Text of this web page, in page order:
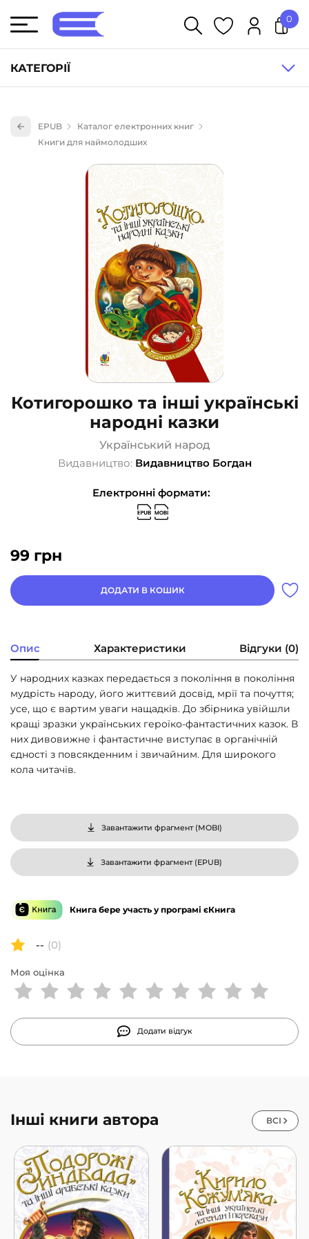
КАТЕГОРІЇ
Книги для дітей (833)
Науково-популярна література (1015)
Навчальна література та посібники (527)
Енциклопедії, довідники, словники (55)
Подарункові сертифікати (1)
0
EPUB
Каталог електронних книг
Книги для наймолодших
Котигорошко та інші українські
народні казки
Український народ
Видавництво: Видавництво Богдан
Електронні формати:
99 грн
ДОДАТИ В КОШИК
Опис Характеристики Відгуки (0)
У народних казках передається з покоління в покоління
мудрість народу, його життєвий досвід, мрії та почуття;
усе, що є вартим уваги нащадків. До збірника увійшли
кращі зразки українських героїко-фантастичних казок. В
них дивовижне і фантастичне виступає в органічній
єдності з повсякденним і звичайним. Для широкого
кола читачів.
Завантажити фрагмент (MOBI)
Завантажити фрагмент (EPUB)
Книга бере участь у програмі єКнига
-- (0)
Моя оцінка
Додати відгук
Інші книги автора ВСІ